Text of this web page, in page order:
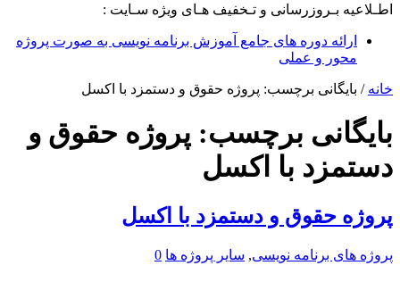
اطـلاعیه بـروزرسانی و تـخفیف هـای ویژه سـایت :
ارائه دوره های جامع آموزش برنامه نویسی به صورت پروژه
محور و عملی
خانه / بایگانی برچسب: پروژه حقوق و دستمزد با اکسل
بایگانی برچسب: پروژه حقوق و
دستمزد با اکسل
پروژه حقوق و دستمزد با اکسل
پروژه های برنامه نویسی, سایر پروژه ها 0